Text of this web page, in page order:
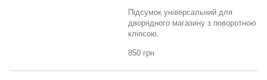
Підсумок універсальний для
дворядного магазину з поворотною
кліпсою.
850 грн